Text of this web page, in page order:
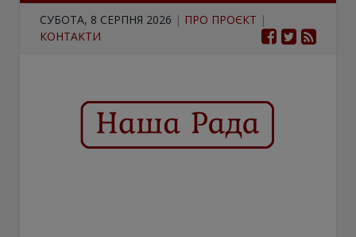
СУБОТА, 8 СЕРПНЯ 2026 | ПРО ПРОЄКТ |
КОНТАКТИ